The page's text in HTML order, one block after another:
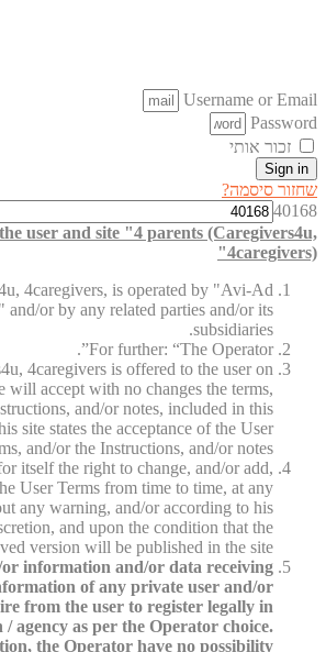
Username or Email
Password
זכור אותי
Sign in
שחזור סיסמה?
40168
user and site "4 parents (Caregivers4u,
4caregivers)"
4caregivers, is operated by "Avi-Ad
and/or by any related parties and/or its
subsidiaries.
For further: “The Operator”.
4caregivers is offered to the user on
will accept with no changes the terms,
and/or notes, included in this
site states the acceptance of the User
and/or the Instructions, and/or notes.
itself the right to change, and/or add,
User Terms from time to time, at any
any warning, and/or according to his
and upon the condition that the
version will be published in the site.
or information and/or data receiving
of any private user and/or
from the user to register legally in
agency as per the Operator choice.
the Operator have no possibility